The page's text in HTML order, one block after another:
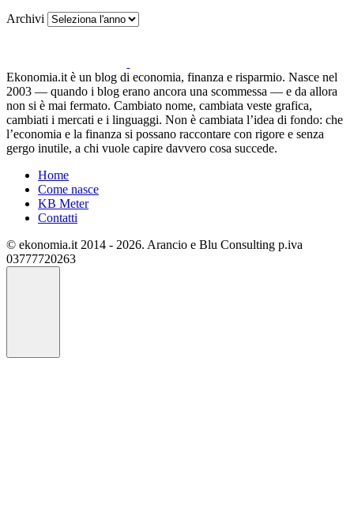
Archivi
Ekonomia.it è un blog di economia, finanza e risparmio. Nasce nel
2003 — quando i blog erano ancora una scommessa — e da allora
non si è mai fermato. Cambiato nome, cambiata veste grafica,
cambiati i mercati e i linguaggi. Non è cambiata l’idea di fondo: che
l’economia e la finanza si possano raccontare con rigore e senza
gergo inutile, a chi vuole capire davvero cosa succede.
Home
Come nasce
KB Meter
Contatti
© ekonomia.it 2014 - 2026. Arancio e Blu Consulting p.iva
03777720263